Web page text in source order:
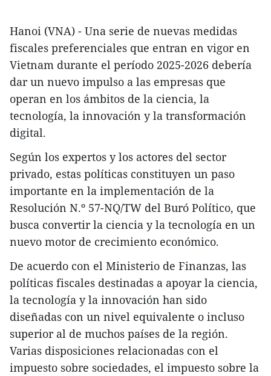
Hanoi (VNA) - Una serie de nuevas medidas
fiscales preferenciales que entran en vigor en
Vietnam durante el período 2025-2026 debería
dar un nuevo impulso a las empresas que
operan en los ámbitos de la ciencia, la
tecnología, la innovación y la transformación
digital.
Según los expertos y los actores del sector
privado, estas políticas constituyen un paso
importante en la implementación de la
Resolución N.º 57-NQ/TW del Buró Político, que
busca convertir la ciencia y la tecnología en un
nuevo motor de crecimiento económico.
De acuerdo con el Ministerio de Finanzas, las
políticas fiscales destinadas a apoyar la ciencia,
la tecnología y la innovación han sido
diseñadas con un nivel equivalente o incluso
superior al de muchos países de la región.
Varias disposiciones relacionadas con el
impuesto sobre sociedades, el impuesto sobre la